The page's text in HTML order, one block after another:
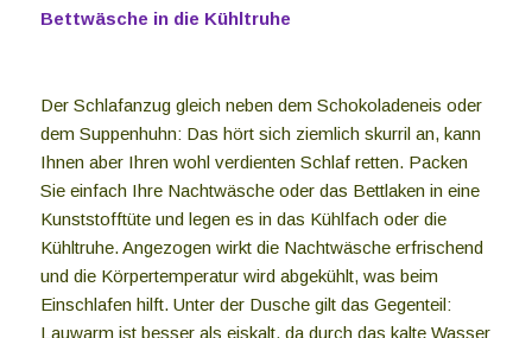
Bettwäsche in die Kühltruhe
Der Schlafanzug gleich neben dem Schokoladeneis oder
dem Suppenhuhn: Das hört sich ziemlich skurril an, kann
Ihnen aber Ihren wohl verdienten Schlaf retten. Packen
Sie einfach Ihre Nachtwäsche oder das Bettlaken in eine
Kunststofftüte und legen es in das Kühlfach oder die
Kühltruhe. Angezogen wirkt die Nachtwäsche erfrischend
und die Körpertemperatur wird abgekühlt, was beim
Einschlafen hilft. Unter der Dusche gilt das Gegenteil:
Lauwarm ist besser als eiskalt, da durch das kalte Wasser